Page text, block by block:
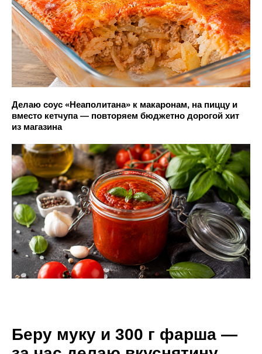
Делаю соус «Неаполитана» к макаронам, на пиццу и
вместо кетчупа — повторяем бюджетно дорогой хит
из магазина
Беру муку и 300 г фарша —